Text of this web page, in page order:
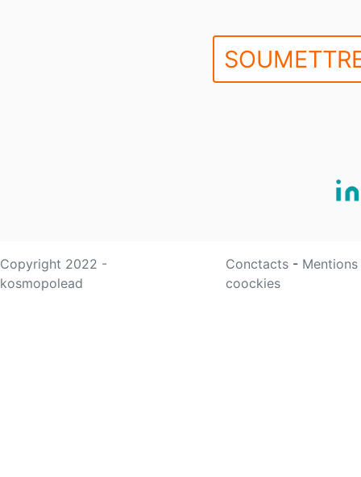
Copyright 2022 -
kosmopolead
Conctacts -
coockies